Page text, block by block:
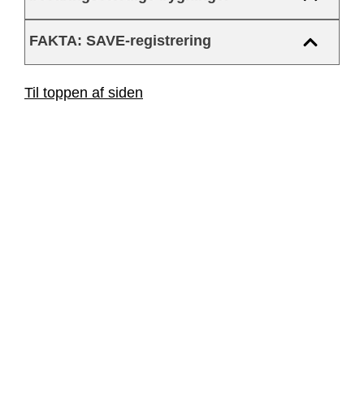
FAKTA: SAVE-registrering
Til toppen af siden